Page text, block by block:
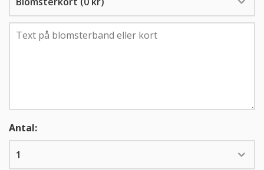
KUNDTJÄNST
010-10 10 350
Antal: